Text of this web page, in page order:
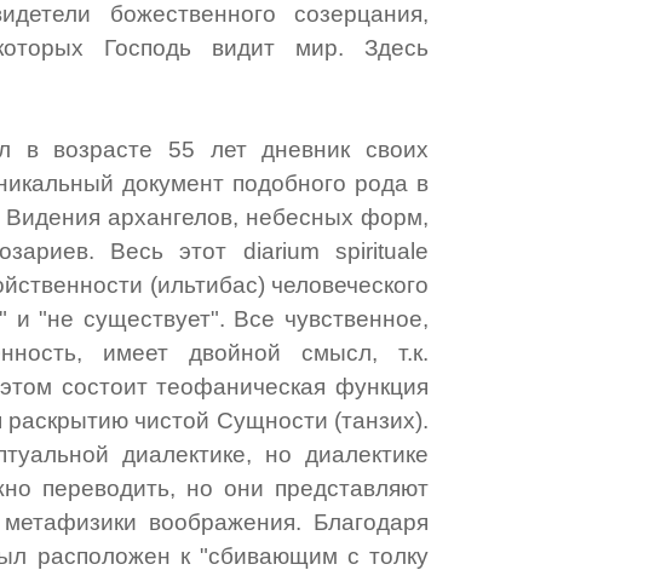
божественного созерцания,
Господь видит мир. Здесь
в возрасте 55 лет дневник своих
документ подобного рода в
Видения архангелов, небесных форм,
Весь этот diarium spirituale
(ильтибас) человеческого
"не существует". Все чувственное,
имеет двойной смысл, т.к.
состоит теофаническая функция
чистой Сущности (танзих).
диалектике, но диалектике
переводить, но они представляют
воображения. Благодаря
расположен к "сбивающим с толку